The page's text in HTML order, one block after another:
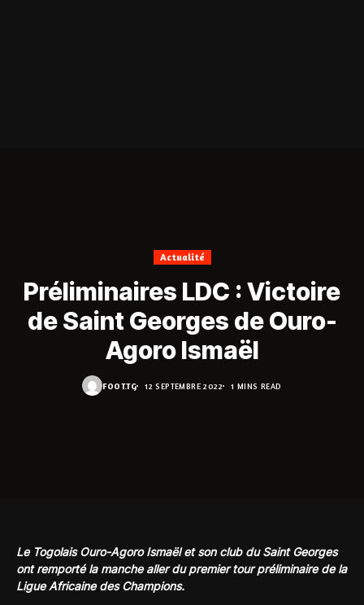
Actualité
Préliminaires LDC : Victoire
de Saint Georges de Ouro-
Agoro Ismaël
FOOT.TG 12 SEPTEMBRE 2022 1 MINS READ
Le Togolais Ouro-Agoro Ismaël et son club du Saint Georges
ont remporté la manche aller du premier tour préliminaire de la
Ligue Africaine des Champions.